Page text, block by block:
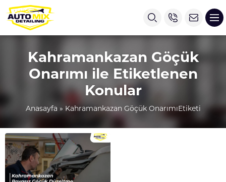
Kahramankazan Göçük
Onarımı ile Etiketlenen
Konular
Anasayfa » Kahramankazan Göçük OnarımıEtiketi